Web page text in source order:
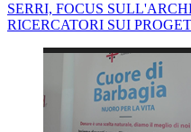
SERRI, FOCUS
RICERCATORI SUI